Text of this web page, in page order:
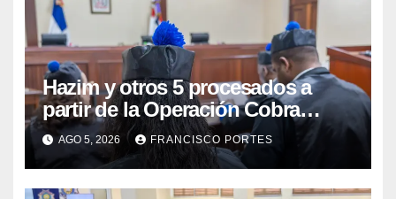
Hazim y otros 5 procesados a
partir de la Operación Cobra
continuarán en prisión
AGO 5, 2026 FRANCISCO PORTES